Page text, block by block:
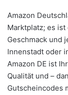
Amazon
Marktplatz; es
Geschmack und
Innenstadt oder
Amazon DE ist
Qualität und –
Gutscheincodes